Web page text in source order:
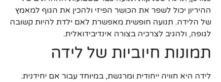
ההיריון יכול לשפר את הכושר הפיזי ולהכין את הגוף למאמץ
של הלידה. תנועה חופשית מאפשרת לאם ילדת להיות קשובה
לגופה, ולהגיב לצרכיה בצורה אינדיבידואלית.
תמונות חיוביות של לידה
לידה היא חוויה ייחודית ומרגשת, במיוחד עבור אם יחידנית.